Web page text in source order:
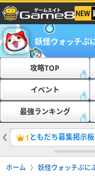
妖怪ウォッチぷ
攻略TOP
イベント
最強ランキング
1 ともだち募集掲示板
ホーム 妖怪ウォッチぷに